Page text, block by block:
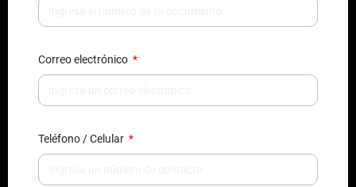
Correo electrónico
Teléfono / Celular